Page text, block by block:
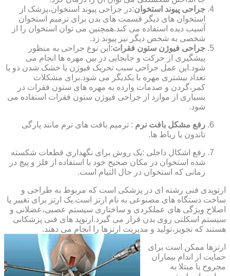
جراحی پیوند استخوان:در جراحی پیوند استخوان،پزشک از
استخوان های دیگر قسمت های بدن برای ترمیم استخوان
آسیب دیده استفاده می کند.همچنین می توان استخوان را از
شخصی به شخص دیگر نیز پیوند زد.
جراحی فیوژن ستون فقرات:این نوع جراحی به منظور
پیشگیری از حرکت و جابجایی در بین مهره ها انجام می
شود.این عمل جراحی سبب تحریک فیوژن یا خشک شدن دو یا
تعداد بیشتری مهره با یکدیگر می شود.برای مشکلات
کمر،گردن و صدمات وارده به مهره های ستون فقرات در
بسیاری از موارد از جراحی فیوژن ستون فقرات استفاده می
شود.
رفع مشکل بافت نرم : ترمیم بافت های نرم مانند پارگی
تاندون یا رباط ها.
رفع اشکال داخلی :یک روش برای نگهداری قطعات شکسته
شده استخوان در مکان صحیح خود با استفاده از فلز و پیچ در
زمانی که استخوان در حال التیام است.
ارتوپدی فنی رشته ای در پزشکی است که مربوط به طراحی و
ساخت دستگاه های مصنوعی به نام ارتز است.یک ارتز برای تغییر یا
اصلاح ویژگی های عملکردی و ساختاری سیستم عصبی،عضلانی و
سیستم اسکلتی روی بدن قرار می گیرد.ارتوپد های فنی پزشکانی
هستند که تجویز،تولید و مدیریت ارتزها را انجام می دهند.
ارتزها ممکن است برای
حمایت از اندام بیماران
مجروح یا مبتلا به